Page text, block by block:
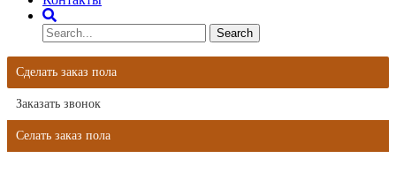
Сделать заказ пола
Заказать звонок
Селать заказ пола